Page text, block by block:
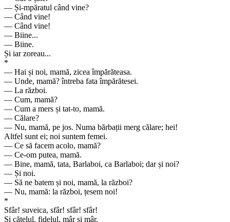
— Și-mpăratul când vine?
— Când vine!
— Când vine!
— Biine...
— Biine.
Și iar zoreau...
*
— Hai și noi, mamă, zicea împărăteasa.
— Unde, mamă? întreba fata împărătesei.
— La război.
— Cum, mamă?
— Cum a mers și tat-to, mamă.
— Călare?
— Nu, mamă, pe jos. Numa bărbații merg călare; hei!
Altfel sunt ei; noi suntem femei.
— Ce să facem acolo, mamă?
— Ce-om putea, mamă.
— Bine, mamă, tata, Barlaboi, ca Barlaboi; dar și noi?
— Și noi.
— Să ne batem și noi, mamă, la război?
— Nu, mamă: la război, țesem noi!
*
Sfâr! suveica, sfâr! sfâr! sfâr!
Și cățelul, fidelul, mâr și mâr.